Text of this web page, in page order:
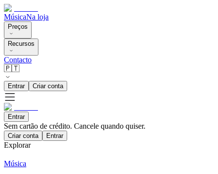
MúsicaNa loja
Preços
Recursos
Contacto
🇵🇹
Entrar Criar conta
Entrar
Sem cartão de crédito. Cancele quando quiser.
Criar conta Entrar
Explorar
Música